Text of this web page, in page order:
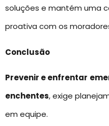
soluções e mantém uma
proativa com os
Conclusão
Prevenir e enfrentar
enchentes, exige
em equipe.